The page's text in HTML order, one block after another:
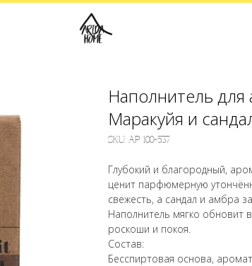
Наполнитель для
Маракуйя и
SKU: АР 100-537
Глубокий и благородный,
ценит парфюмерную
свежесть, а сандал и амбра
Наполнитель мягко обновит
роскоши и покоя.
Состав:
Бесспиртовая основа,